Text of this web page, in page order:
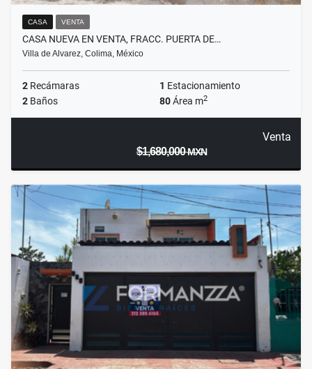
CASA VENTA
CASA NUEVA EN VENTA, FRACC. PUERTA DE…
Villa de Alvarez, Colima, México
2 Recámaras 1 Estacionamiento
2 Baños 80Área m2
Venta
$1,680,000MXN